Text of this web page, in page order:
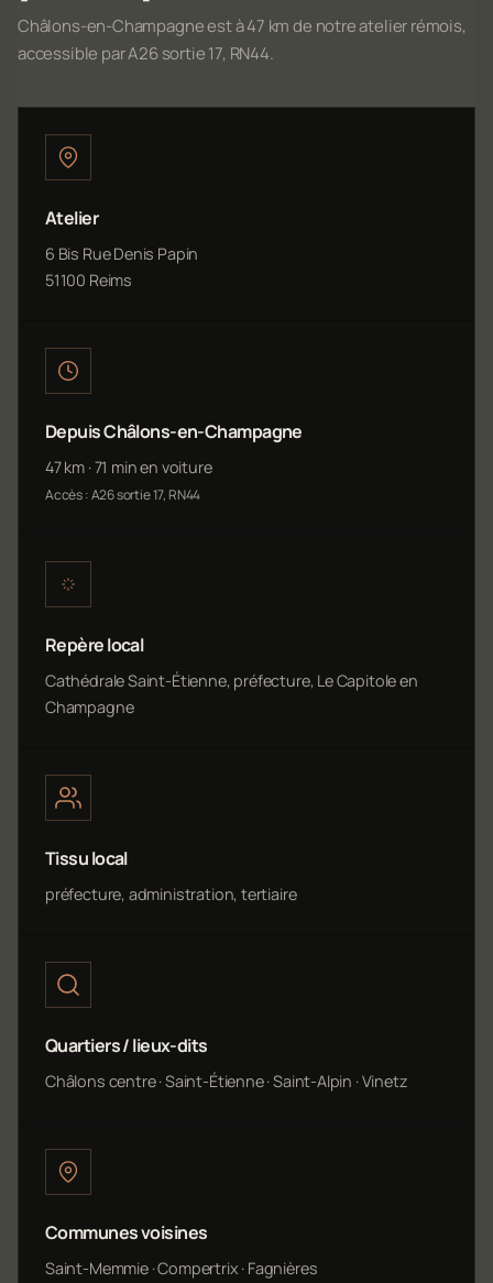
Châlons-en-Champagne est à 47 km de notre atelier rémois,
accessible par A26 sortie 17, RN44.
Atelier
6 Bis Rue Denis Papin
51100 Reims
Depuis Châlons-en-Champagne
47 km · 71 min en voiture
Accès : A26 sortie 17, RN44
Repère local
Cathédrale Saint-Étienne, préfecture, Le Capitole en
Champagne
Tissu local
préfecture, administration, tertiaire
Quartiers / lieux-dits
Châlons centre · Saint-Étienne · Saint-Alpin · Vinetz
Communes voisines
Saint-Memmie · Compertrix · Fagnières